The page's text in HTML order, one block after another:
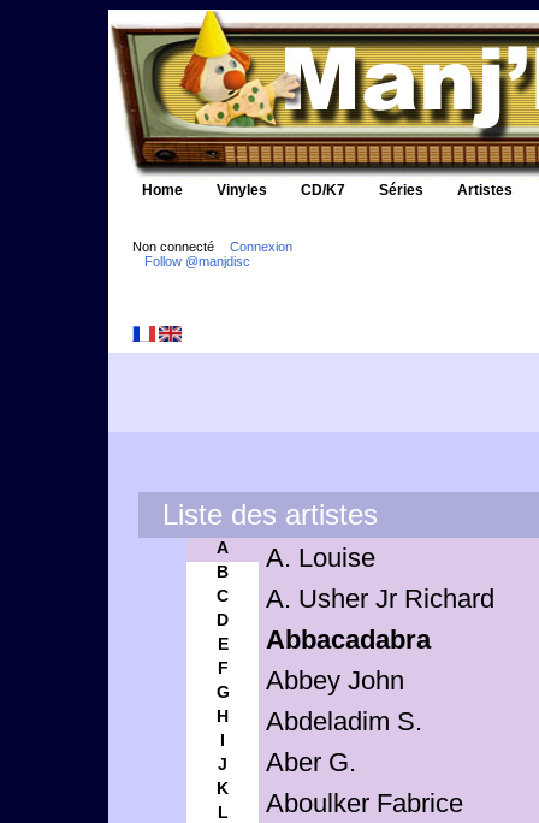
Home Vinyles CD/K7 Séries Artistes
Non connecté
Connexion
Follow @manjdisc
Liste des artistes
A
B
C
D
E
F
G
H
I
J
K
L
A. Louise
A. Usher Jr Richard
Abbacadabra
Abbey John
Abdeladim S.
Aber G.
Aboulker Fabrice